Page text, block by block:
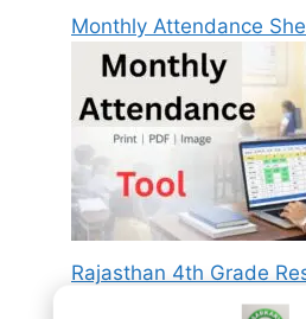
Monthly Attendance
Rajasthan 4th Grade
राजस्थान 4th ग्रेड कर्मचारी